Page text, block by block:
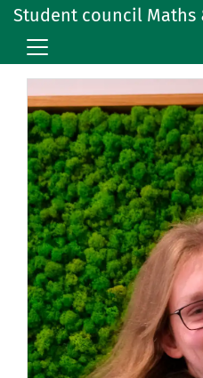
Student council Maths